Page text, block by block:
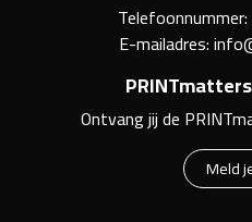
Telefoonnummer:
E-mailadres:
Ontvang jij de
Meld